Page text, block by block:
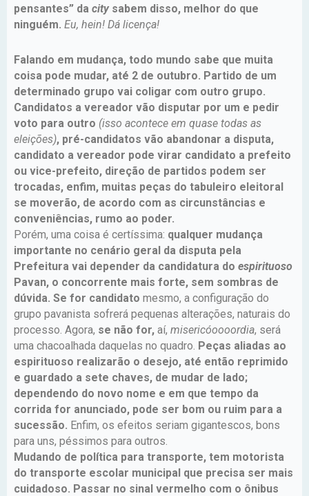
pensantes” da city sabem disso, melhor do que
ninguém. Eu, hein! Dá licença!
Falando em mudança, todo mundo sabe que muita
coisa pode mudar, até 2 de outubro. Partido de um
determinado grupo vai coligar com outro grupo.
Candidatos a vereador vão disputar por um e pedir
voto para outro (isso acontece em quase todas as
eleições), pré-candidatos vão abandonar a disputa,
candidato a vereador pode virar candidato a prefeito
ou vice-prefeito, direção de partidos podem ser
trocadas, enfim, muitas peças do tabuleiro eleitoral
se moverão, de acordo com as circunstâncias e
conveniências, rumo ao poder.
Porém, uma coisa é certíssima: qualquer mudança
importante no cenário geral da disputa pela
Prefeitura vai depender da candidatura do espirituoso
Pavan, o concorrente mais forte, sem sombras de
dúvida. Se for candidato mesmo, a configuração do
grupo pavanista sofrerá pequenas alterações, naturais do
processo. Agora, se não for, aí, misericóoooordia, será
uma chacoalhada daquelas no quadro. Peças aliadas ao
espirituoso realizarão o desejo, até então reprimido
e guardado a sete chaves, de mudar de lado;
dependendo do novo nome e em que tempo da
corrida for anunciado, pode ser bom ou ruim para a
sucessão. Enfim, os efeitos seriam gigantescos, bons
para uns, péssimos para outros.
Mudando de política para transporte, tem motorista
do transporte escolar municipal que precisa ser mais
cuidadoso. Passar no sinal vermelho com o ônibus